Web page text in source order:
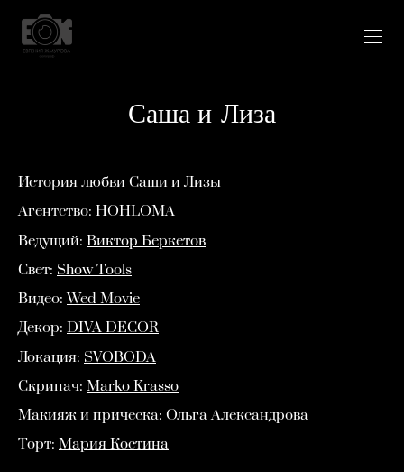
Саша и Лиза
История любви Саши и Лизы
Агентство: HOHLOMA
Ведущий: Виктор Беркетов
Свет: Show Tools
Видео:Wed Movie
Декор: DIVA DECOR
Локация: SVOBODA
Скрипач: Marko Krasso
Макияж и прическа: Ольга Александрова
Торт: Мария Костина